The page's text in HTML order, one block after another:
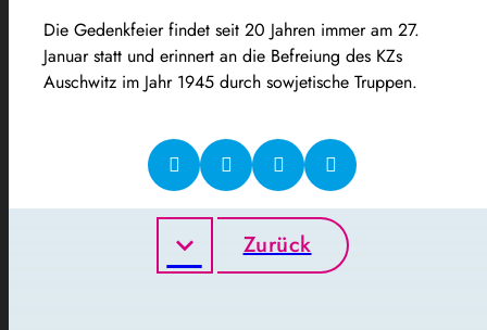
Die Gedenkfeier findet seit 20 Jahren immer am 27.
Januar statt und erinnert an die Befreiung des KZs
Auschwitz im Jahr 1945 durch sowjetische Truppen.
Zurück